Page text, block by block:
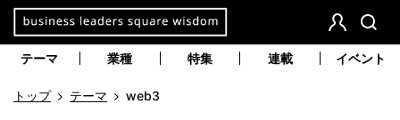
会
検
テーマ 業種 特集 連載 イベント
トップ テーマ web3